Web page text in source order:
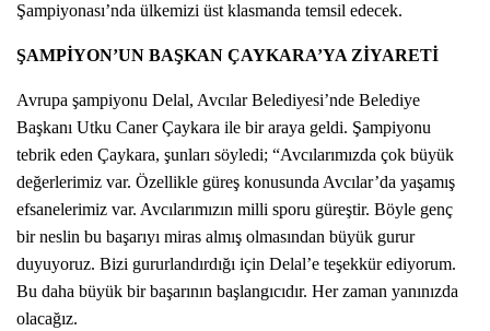
Şampiyonası’nda ülkemizi üst klasmanda temsil edecek.
ŞAMPİYON’UN BAŞKAN ÇAYKARA’YA ZİYARETİ
Avrupa şampiyonu Delal, Avcılar Belediyesi’nde Belediye
Başkanı Utku Caner Çaykara ile bir araya geldi. Şampiyonu
tebrik eden Çaykara, şunları söyledi; “Avcılarımızda çok büyük
değerlerimiz var. Özellikle güreş konusunda Avcılar’da yaşamış
efsanelerimiz var. Avcılarımızın milli sporu güreştir. Böyle genç
bir neslin bu başarıyı miras almış olmasından büyük gurur
duyuyoruz. Bizi gururlandırdığı için Delal’e teşekkür ediyorum.
Bu daha büyük bir başarının başlangıcıdır. Her zaman yanınızda
olacağız.